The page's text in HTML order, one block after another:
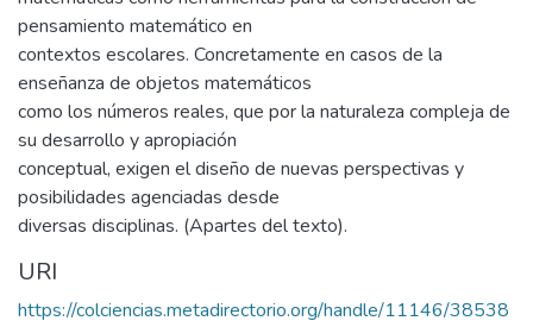
pensamiento matemático en
contextos escolares. Concretamente en casos de la
enseñanza de objetos matemáticos
como los números reales, que por la naturaleza compleja de
su desarrollo y apropiación
conceptual, exigen el diseño de nuevas perspectivas y
posibilidades agenciadas desde
diversas disciplinas. (Apartes del texto).
URI
https://colciencias.metadirectorio.org/handle/11146/38538